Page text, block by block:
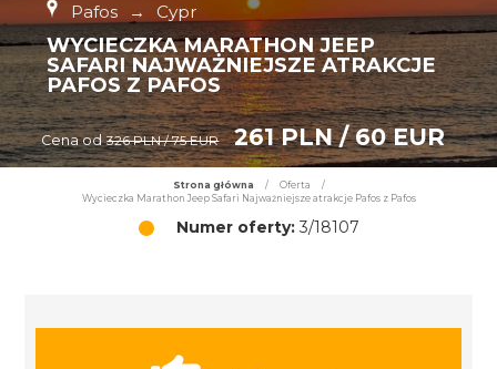
Pafos → Cypr
WYCIECZKA MARATHON JEEP
SAFARI NAJWAŻNIEJSZE ATRAKCJE
PAFOS Z PAFOS
Cena od 326 PLN / 75 EUR 261 PLN / 60 EUR
Strona główna / Oferta
/
Wycieczka Marathon Jeep Safari Najważniejsze atrakcje Pafos z Pafos
Numer oferty:3/18107